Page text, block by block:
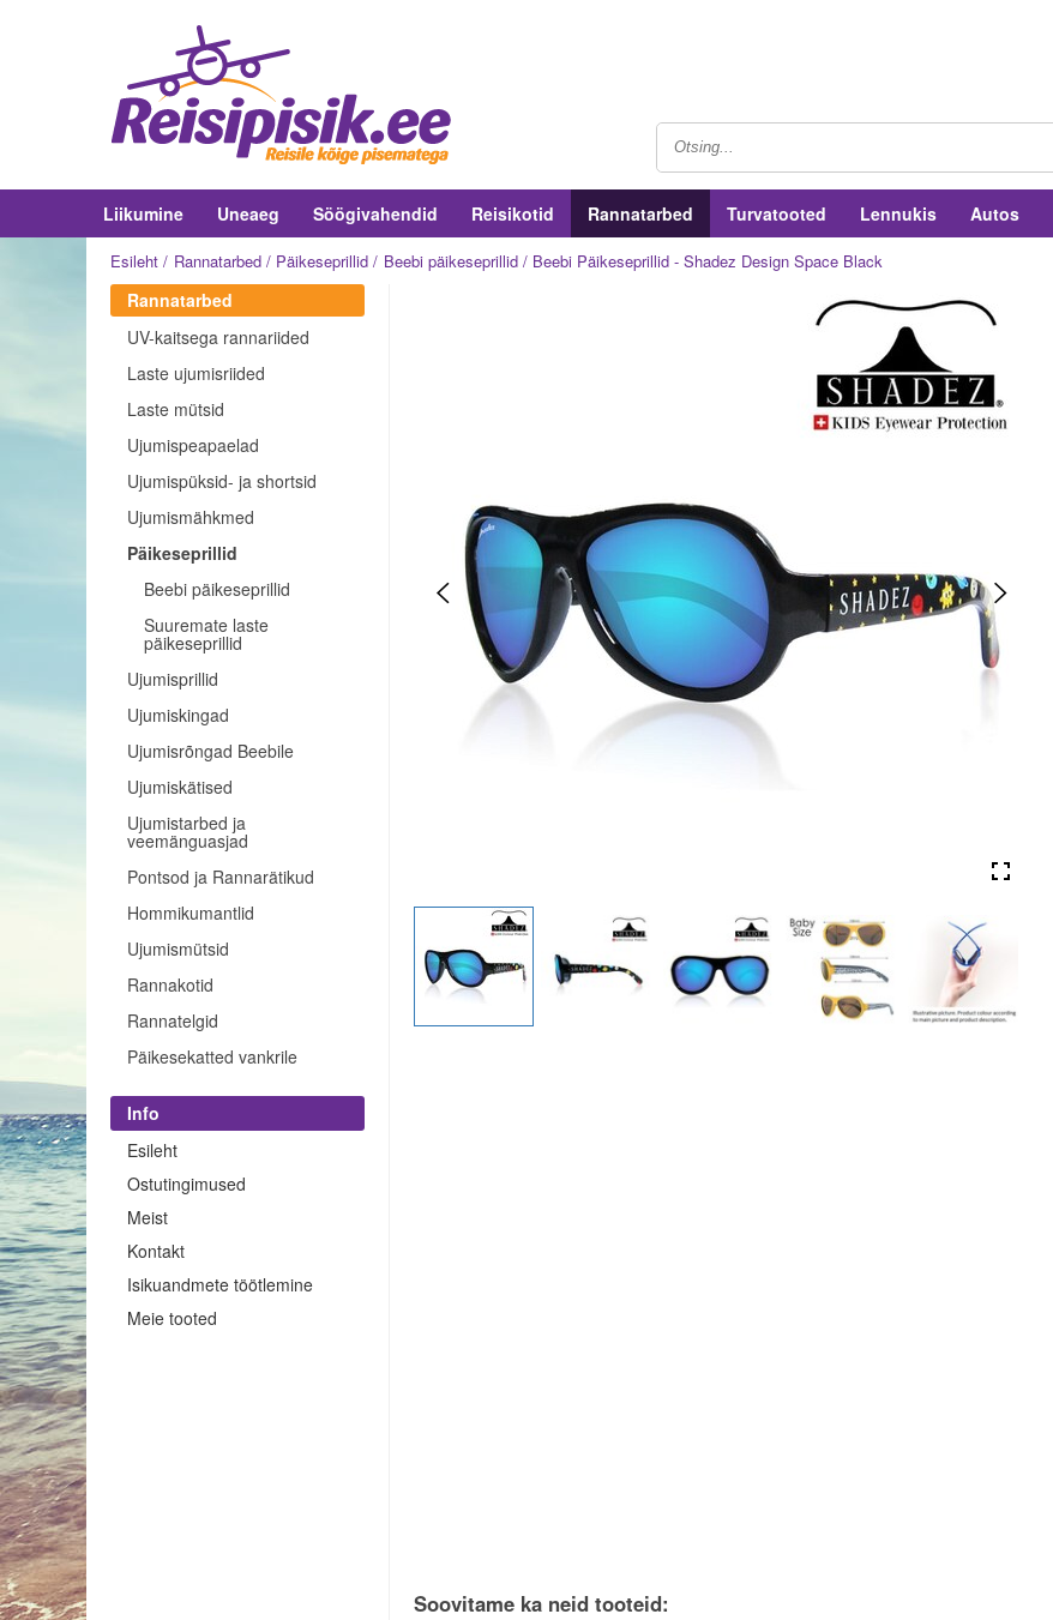
Liikumine Uneaeg Söögivahendid Reisikotid Rannatarbed Turvatooted Lennukis Autos
Esileht Rannatarbed Päikeseprillid Beebi päikeseprillid Beebi Päikeseprillid - Shadez Design Space Black
Rannatarbed
UV-kaitsega rannariided
Laste ujumisriided
Laste mütsid
Ujumispeapaelad
Ujumispüksid- ja shortsid
Ujumismähkmed
Päikeseprillid
Beebi päikeseprillid
Suuremate laste
päikeseprillid
Ujumisprillid
Ujumiskingad
Ujumisrõngad Beebile
Ujumiskätised
Ujumistarbed ja
veemänguasjad
Pontsod ja Rannarätikud
Hommikumantlid
Ujumismütsid
Rannakotid
Rannatelgid
Päikesekatted vankrile
Info
Esileht
Ostutingimused
Meist
Kontakt
Isikuandmete töötlemine
Meie tooted
Soovitame ka neid tooteid: